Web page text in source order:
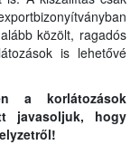
közölt, ragadós
is lehetővé
a korlátozások
javasoljuk, hogy